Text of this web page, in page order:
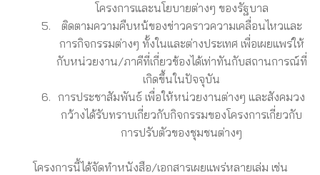
โครงการและนโยบายต่างๆ ของรัฐบาล
ติดตามความคืบหน้ของข่าวคราวความเคลื่อนไหวและ
การกิจกรรมต่างๆ ทั้งในและต่างประเทศ เพื่อเผยแพร่ให้
กับหน่วยงาน/ภาคีที่เกี่ยวข้องได้เท่าทันกับสถานการณ์ที่
เกิดขึ้นในปัจจุบัน
การประชาสัมพันธ์ เพื่อให้หน่วยงานต่างๆ และสังคมวง
กว้างได้รับทราบเกี่ยวกับกิจกรรมของโครงการเกี่ยวกับ
การปรับตัวของชุมชนต่างๆ
โครงการนี้ได้จัดทำหนังสือ/เอกสารเผยแพร่หลายเล่ม เช่น